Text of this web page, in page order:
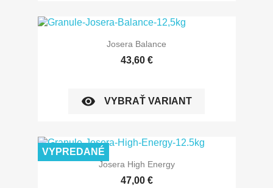
Josera Balance
43,60 €
visibility VYBRAŤ VARIANT
Josera High Energy
47,00 €
VYPREDANÉ